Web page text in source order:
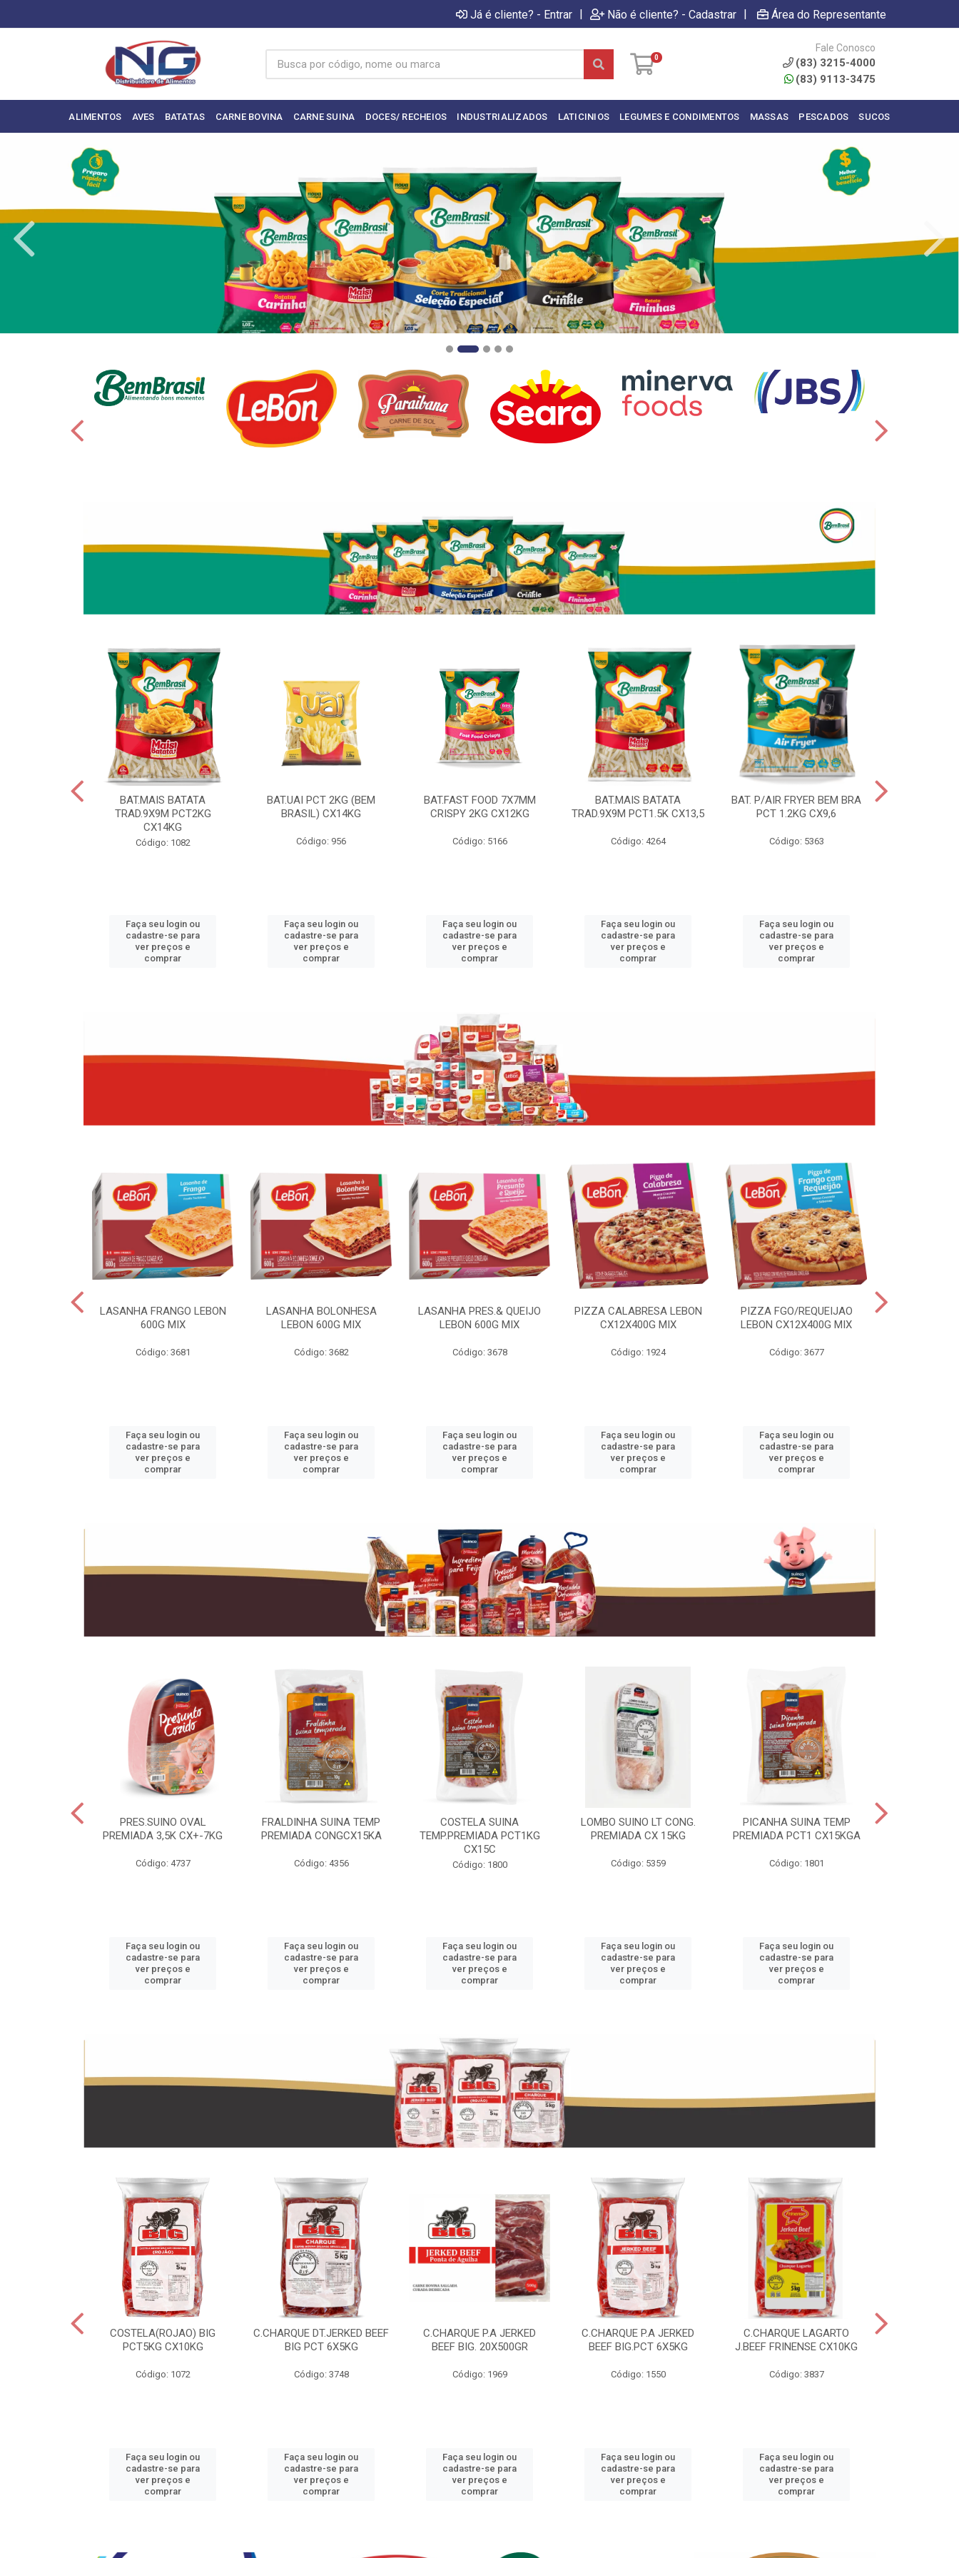
Já é cliente? - Entrar | Não é cliente? - Cadastrar | Área do Representante
0
Fale Conosco
(83) 3215-4000
(83) 9113-3475
ALIMENTOS AVES BATATAS CARNE BOVINA CARNE SUINA DOCES/ RECHEIOS INDUSTRIALIZADOS LATICINIOS LEGUMES E CONDIMENTOS MASSAS PESCADOS SUCOS
BAT.MAIS BATATA
TRAD.9X9M PCT2KG
CX14KG
Código: 1082
Faça seu login ou
cadastre-se para
ver preços e
comprar
BAT.UAI PCT 2KG (BEM
BRASIL) CX14KG
Código: 956
Faça seu login ou
cadastre-se para
ver preços e
comprar
BAT.FAST FOOD 7X7MM
CRISPY 2KG CX12KG
Código: 5166
Faça seu login ou
cadastre-se para
ver preços e
comprar
BAT.MAIS BATATA
TRAD.9X9M PCT1.5K CX13,5
Código: 4264
Faça seu login ou
cadastre-se para
ver preços e
comprar
BAT. P/AIR FRYER BEM BRA
PCT 1.2KG CX9,6
Código: 5363
Faça seu login ou
cadastre-se para
ver preços e
comprar
LASANHA FRANGO LEBON
600G MIX
Código: 3681
Faça seu login ou
cadastre-se para
ver preços e
comprar
LASANHA BOLONHESA
LEBON 600G MIX
Código: 3682
Faça seu login ou
cadastre-se para
ver preços e
comprar
LASANHA PRES.& QUEIJO
LEBON 600G MIX
Código: 3678
Faça seu login ou
cadastre-se para
ver preços e
comprar
PIZZA CALABRESA LEBON
CX12X400G MIX
Código: 1924
Faça seu login ou
cadastre-se para
ver preços e
comprar
PIZZA FGO/REQUEIJAO
LEBON CX12X400G MIX
Código: 3677
Faça seu login ou
cadastre-se para
ver preços e
comprar
PRES.SUINO OVAL
PREMIADA 3,5K CX+-7KG
Código: 4737
Faça seu login ou
cadastre-se para
ver preços e
comprar
FRALDINHA SUINA TEMP
PREMIADA CONGCX15KA
Código: 4356
Faça seu login ou
cadastre-se para
ver preços e
comprar
COSTELA SUINA
TEMP.PREMIADA PCT1KG
CX15C
Código: 1800
Faça seu login ou
cadastre-se para
ver preços e
comprar
LOMBO SUINO LT CONG.
PREMIADA CX 15KG
Código: 5359
Faça seu login ou
cadastre-se para
ver preços e
comprar
PICANHA SUINA TEMP
PREMIADA PCT1 CX15KGA
Código: 1801
Faça seu login ou
cadastre-se para
ver preços e
comprar
COSTELA(ROJAO) BIG
PCT5KG CX10KG
Código: 1072
Faça seu login ou
cadastre-se para
ver preços e
comprar
C.CHARQUE DT.JERKED BEEF
BIG PCT 6X5KG
Código: 3748
Faça seu login ou
cadastre-se para
ver preços e
comprar
C.CHARQUE P.A JERKED
BEEF BIG. 20X500GR
Código: 1969
Faça seu login ou
cadastre-se para
ver preços e
comprar
C.CHARQUE P.A JERKED
BEEF BIG.PCT 6X5KG
Código: 1550
Faça seu login ou
cadastre-se para
ver preços e
comprar
C.CHARQUE LAGARTO
J.BEEF FRINENSE CX10KG
Código: 3837
Faça seu login ou
cadastre-se para
ver preços e
comprar